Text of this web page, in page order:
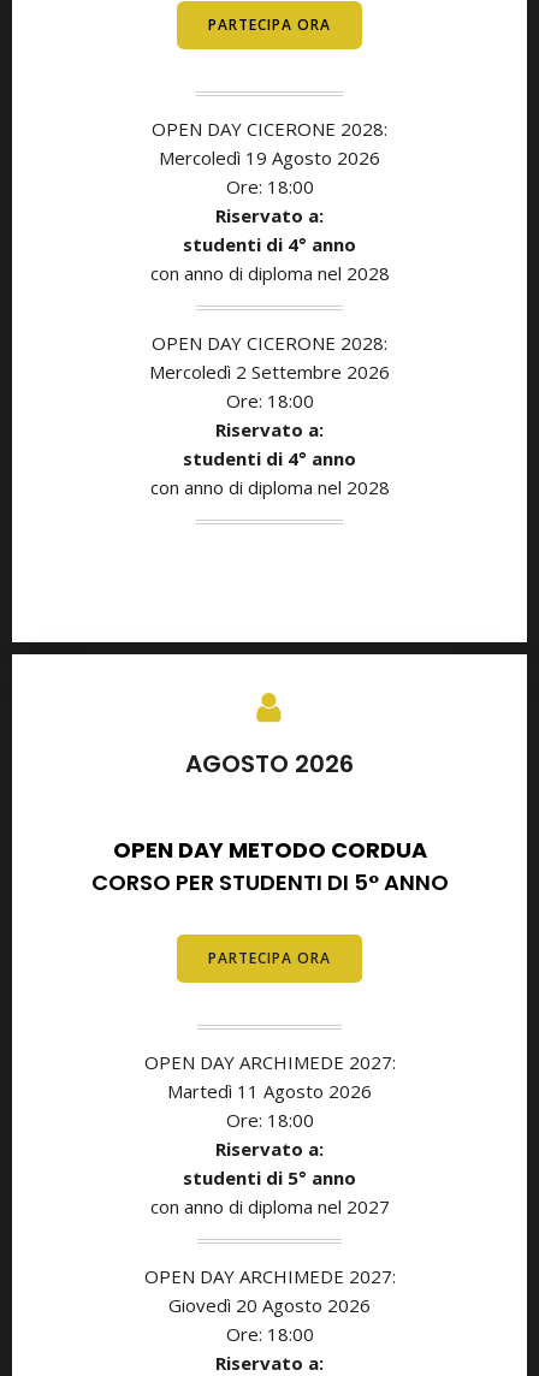
PARTECIPA ORA
OPEN DAY CICERONE 2028:
Mercoledì 19 Agosto 2026
Ore: 18:00
Riservato a:
studenti di 4° anno
con anno di diploma nel 2028
OPEN DAY CICERONE 2028:
Mercoledì 2 Settembre 2026
Ore: 18:00
Riservato a:
studenti di 4° anno
con anno di diploma nel 2028
AGOSTO 2026
OPEN DAY METODO CORDUA
CORSO PER STUDENTI DI 5° ANNO
PARTECIPA ORA
OPEN DAY ARCHIMEDE 2027:
Martedì 11 Agosto 2026
Ore: 18:00
Riservato a:
studenti di 5° anno
con anno di diploma nel 2027
OPEN DAY ARCHIMEDE 2027:
Giovedì 20 Agosto 2026
Ore: 18:00
Riservato a: